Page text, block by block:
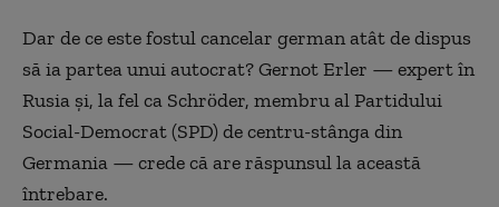
Dar de ce este fostul cancelar german atât de dispus
să ia partea unui autocrat? Gernot Erler — expert în
Rusia și, la fel ca Schröder, membru al Partidului
Social-Democrat (SPD) de centru-stânga din
Germania — crede că are răspunsul la această
întrebare.